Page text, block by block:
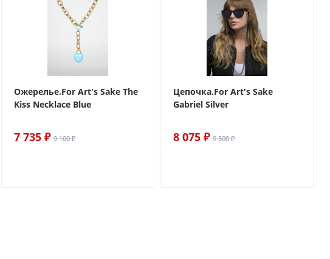
Ожерелье.For Art's Sake The
Kiss Necklace Blue
7 735 ₽ 9 100 ₽
Цепочка.For Art's Sake
Gabriel Silver
8 075 ₽ 9 500 ₽